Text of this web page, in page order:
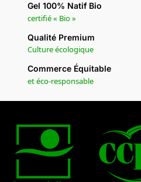
Gel 100% Natif Bio
certifié « Bio »
Qualité Premium
Culture écologique
Commerce Équitable
et éco-responsable